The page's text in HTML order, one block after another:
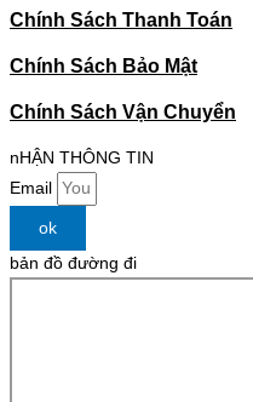
Chính Sách Thanh Toán
Chính Sách Bảo Mật
Chính Sách Vận Chuyển
nHẬN THÔNG TIN
Email
ok
bản đồ đường đi